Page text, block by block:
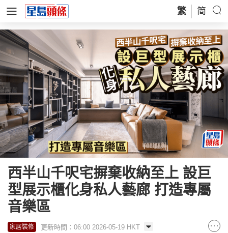
繁 简
西半山千呎宅摒棄收納至上 設巨
型展示櫃化身私人藝廊 打造專屬
音樂區
家居裝修 更新時間：06:00 2026-05-19 HKT